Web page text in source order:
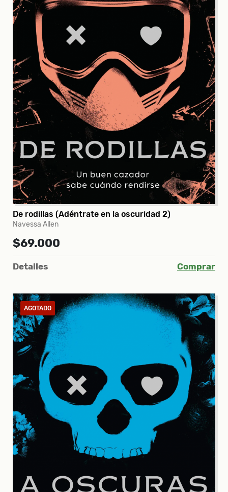
De rodillas (Adéntrate en la oscuridad 2)
Navessa Allen
$69.000
Detalles Comprar
AGOTADO